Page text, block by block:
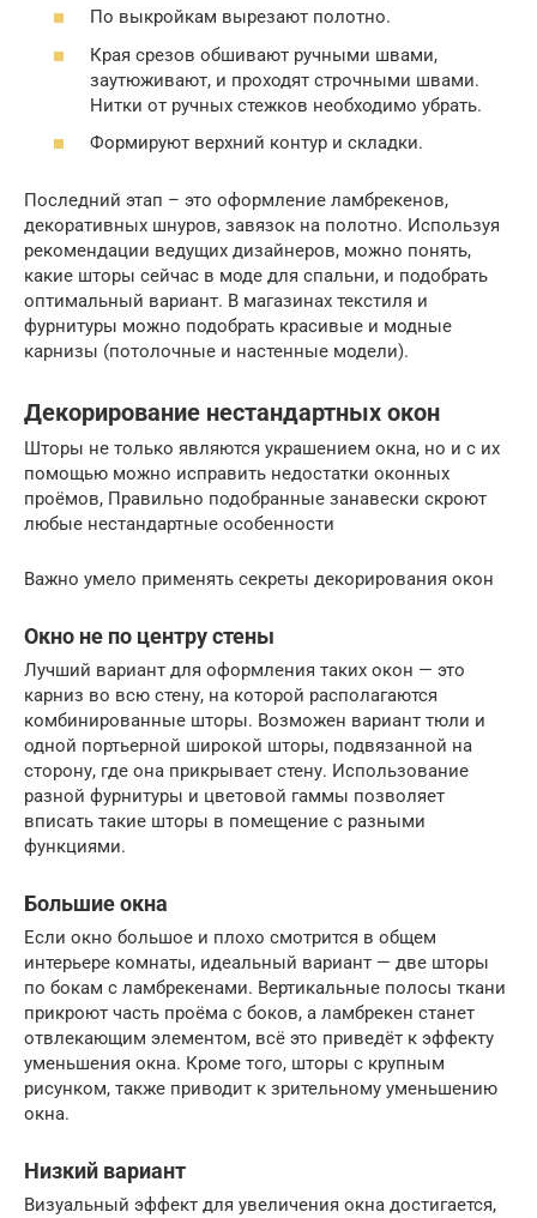
По выкройкам вырезают полотно.
Края срезов обшивают ручными швами,
заутюживают, и проходят строчными швами.
Нитки от ручных стежков необходимо убрать.
Формируют верхний контур и складки.
Последний этап – это оформление ламбрекенов,
декоративных шнуров, завязок на полотно. Используя
рекомендации ведущих дизайнеров, можно понять,
какие шторы сейчас в моде для спальни, и подобрать
оптимальный вариант. В магазинах текстиля и
фурнитуры можно подобрать красивые и модные
карнизы (потолочные и настенные модели).
Декорирование нестандартных окон
Шторы не только являются украшением окна, но и с их
помощью можно исправить недостатки оконных
проёмов, Правильно подобранные занавески скроют
любые нестандартные особенности
Важно умело применять секреты декорирования окон
Окно не по центру стены
Лучший вариант для оформления таких окон — это
карниз во всю стену, на которой располагаются
комбинированные шторы. Возможен вариант тюли и
одной портьерной широкой шторы, подвязанной на
сторону, где она прикрывает стену. Использование
разной фурнитуры и цветовой гаммы позволяет
вписать такие шторы в помещение с разными
функциями.
Большие окна
Если окно большое и плохо смотрится в общем
интерьере комнаты, идеальный вариант — две шторы
по бокам с ламбрекенами. Вертикальные полосы ткани
прикроют часть проёма с боков, а ламбрекен станет
отвлекающим элементом, всё это приведёт к эффекту
уменьшения окна. Кроме того, шторы с крупным
рисунком, также приводит к зрительному уменьшению
окна.
Низкий вариант
Визуальный эффект для увеличения окна достигается,